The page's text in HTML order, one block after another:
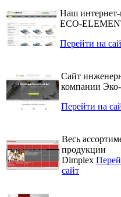
Наш интернет-
ECO-
Перейти на
Сайт
компании
Перейти на
Весь
продукции
Dimplex
сайт